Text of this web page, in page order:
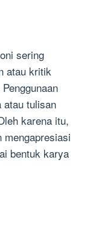
sering
atau kritik
atau tulisan
karena itu,
mengapresiasi
bentuk karya